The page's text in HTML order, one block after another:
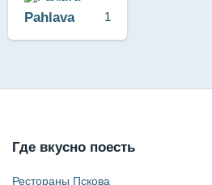
Pahlava 1
Где вкусно поесть
Рестораны Пскова